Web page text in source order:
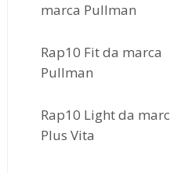
marca Pullman
Rap10 Fit da marca
Pullman
Rap10 Light da
Plus Vita